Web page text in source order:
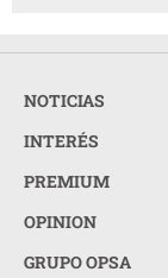
NOTICIAS
INTERÉS
PREMIUM
OPINION
GRUPO OPSA